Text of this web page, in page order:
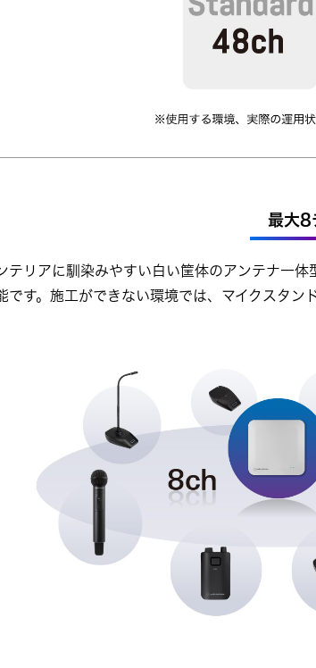
最大8
テリアに馴染みやすい白い筐体のアンテナ一
です。施工ができない環境では、マイクスタン